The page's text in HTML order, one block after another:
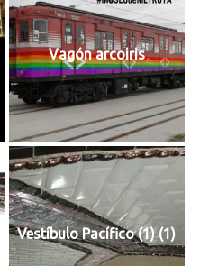
Vagón arcoiris
Vestíbulo Pacífico (1) (1)